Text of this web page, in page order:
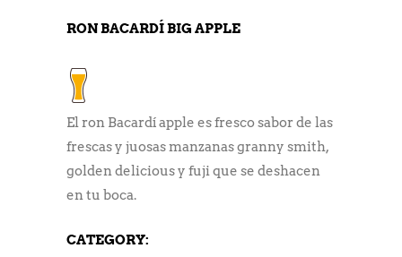
RON BACARDÍ BIG APPLE
El ron Bacardí apple es fresco sabor de las
frescas y juosas manzanas granny smith,
golden delicious y fuji que se deshacen
en tu boca.
CATEGORY: